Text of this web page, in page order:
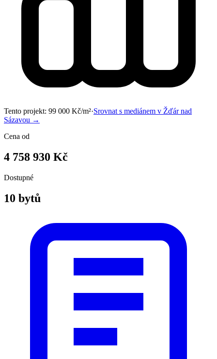
Tento projekt: 99 000 Kč/m²·Srovnat s mediánem v Žďár nad
Sázavou →
Cena od
4 758 930 Kč
Dostupné
10 bytů